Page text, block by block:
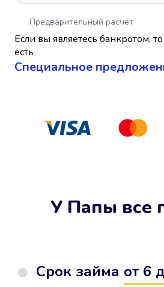
Если вы являетесь банкротом,
есть
Cпециальное
Предварительный расчёт
У Папы все
Срок займа от 6